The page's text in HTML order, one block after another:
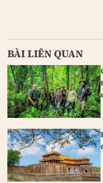
BÀI LIÊN QUAN